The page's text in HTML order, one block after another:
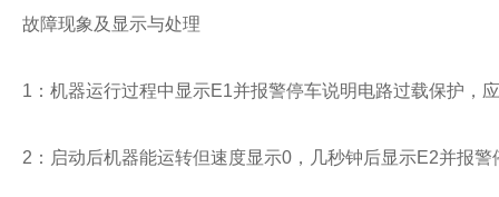
故障现象及显示与处理
1 ：机器运行过程中显示E1并报警停车说明电路过载保护，
2 ：启动后机器能运转但速度显示0 ，几秒钟后显示E2并报警